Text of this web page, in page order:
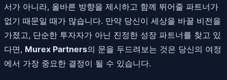
서가 아니라, 올바른 방향을 제시하고 함께 뛰어줄 파트너가
없기 때문일 때가 많습니다. 만약 당신이 세상을 바꿀 비전을
가졌고, 단순한 투자자가 아닌 진정한 성장 파트너를 찾고 있
다면, Murex Partners의 문을 두드려보는 것은 당신의 여정
에서 가장 중요한 결정이 될 수 있습니다.